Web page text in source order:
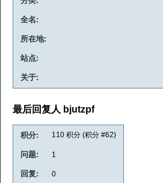
全名:
所在地:
站点:
关于:
最后回复人 bjutzpf
积分: 110 积分 (积分 #62)
问题: 1
回复: 0